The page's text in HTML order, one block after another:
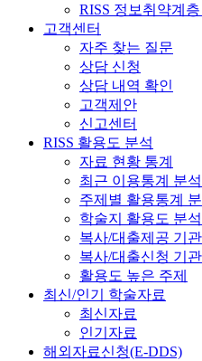
RISS 정보취약계
고객센터
자주 찾는 질문
상담 신청
상담 내역 확인
고객제안
신고센터
RISS 활용도 분석
자료 현황 통계
최근 이용통계 분석
주제별 활용통계
학술지 활용도 분석
복사/대출제공 기
복사/대출신청 기
활용도 높은 주제
최신/인기 학술자료
최신자료
인기자료
해외자료신청(E-DDS)